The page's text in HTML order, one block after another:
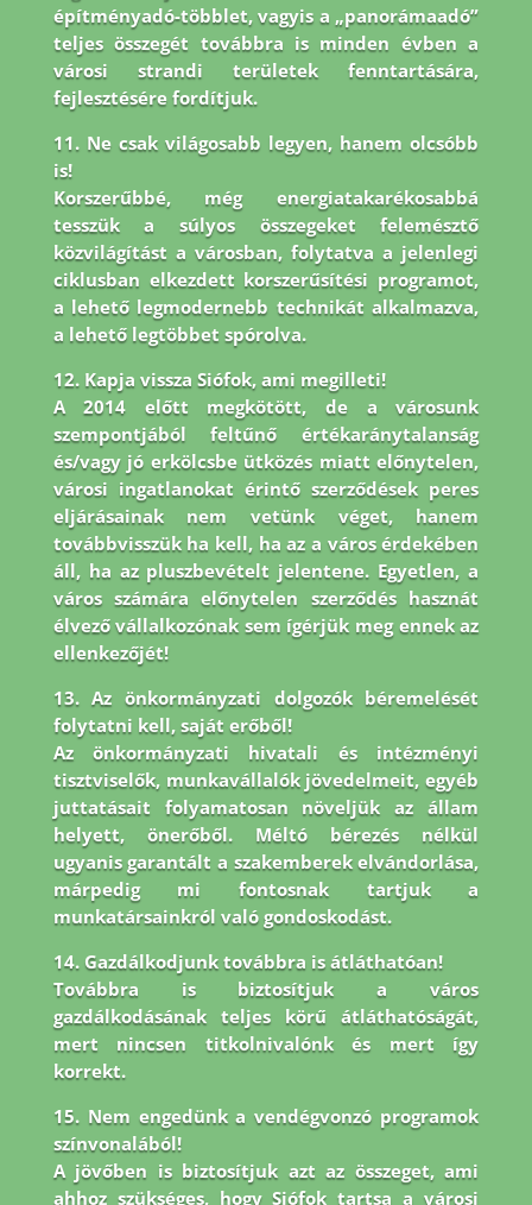
építményadó-többlet, vagyis a „panorámaadó”
teljes összegét továbbra is minden évben a
városi strandi területek fenntartására,
fejlesztésére fordítjuk.
11. Ne csak világosabb legyen, hanem olcsóbb
is!
Korszerűbbé, még energiatakarékosabbá
tesszük a súlyos összegeket felemésztő
közvilágítást a városban, folytatva a jelenlegi
ciklusban elkezdett korszerűsítési programot,
a lehető legmodernebb technikát alkalmazva,
a lehető legtöbbet spórolva.
12. Kapja vissza Siófok, ami megilleti!
A 2014 előtt megkötött, de a városunk
szempontjából feltűnő értékaránytalanság
és/vagy jó erkölcsbe ütközés miatt előnytelen,
városi ingatlanokat érintő szerződések peres
eljárásainak nem vetünk véget, hanem
továbbvisszük ha kell, ha az a város érdekében
áll, ha az pluszbevételt jelentene. Egyetlen, a
város számára előnytelen szerződés hasznát
élvező vállalkozónak sem ígérjük meg ennek az
ellenkezőjét!
13. Az önkormányzati dolgozók béremelését
folytatni kell, saját erőből!
Az önkormányzati hivatali és intézményi
tisztviselők, munkavállalók jövedelmeit, egyéb
juttatásait folyamatosan növeljük az állam
helyett, önerőből. Méltó bérezés nélkül
ugyanis garantált a szakemberek elvándorlása,
márpedig mi fontosnak tartjuk a
munkatársainkról való gondoskodást.
14. Gazdálkodjunk továbbra is átláthatóan!
Továbbra is biztosítjuk a város
gazdálkodásának teljes körű átláthatóságát,
mert nincsen titkolnivalónk és mert így
korrekt.
15. Nem engedünk a vendégvonzó programok
színvonalából!
A jövőben is biztosítjuk azt az összeget, ami
ahhoz szükséges, hogy Siófok tartsa a városi